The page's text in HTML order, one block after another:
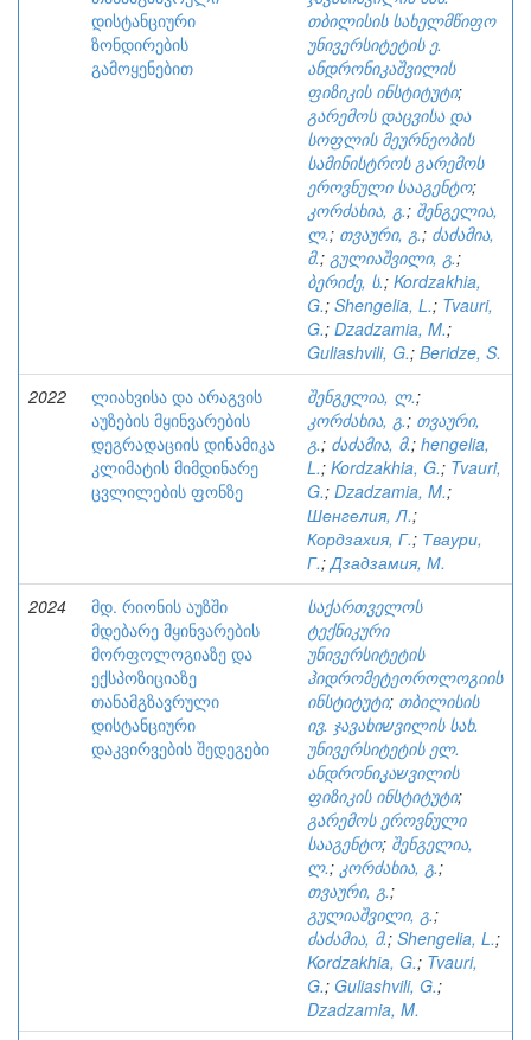
დისტანციური
ზონდირების
გამოყენებით
თბილისის სახელმწიფო
უნივერსიტეტის ე.
ანდრონიკაშვილის
ფიზიკის ინსტიტუტი;
გარემოს დაცვისა და
სოფლის მეურნეობის
სამინისტროს გარემოს
ეროვნული სააგენტო;
კორძახია, გ.; შენგელია,
ლ.; თვაური, გ.; ძაძამია,
მ.; გულიაშვილი, გ.;
ბერიძე, ს.; Kordzakhia,
G.; Shengelia, L.; Tvauri,
G.; Dzadzamia, M.;
Guliashvili, G.; Beridze, S.
2022
ლიახვისა და არაგვის
აუზების მყინვარების
დეგრადაციის დინამიკა
კლიმატის მიმდინარე
ცვლილების ფონზე
შენგელია, ლ.;
კორძახია, გ.; თვაური,
გ.; ძაძამია, მ.; hengelia,
L.; Kordzakhia, G.; Tvauri,
G.; Dzadzamia, M.;
Шенгелия, Л.;
Кордзахия, Г.; Тваури,
Г.;Дзадзамия, М.
2024
მდ. რიონის აუზში
მდებარე მყინვარების
მორფოლოგიაზე და
ექსპოზიციაზე
თანამგზავრული
დისტანციური
დაკვირვების შედეგები
საქართველოს
ტექნიკური
უნივერსიტეტის
ჰიდრომეტეოროლოგიის
ინსტიტუტი; თბილისის
ივ. ჯავახიשვილის სახ.
უნივერსიტეტის ელ.
ანდრონიკაשვილის
ფიზიკის ინსტიტუტი;
გარემოს ეროვნული
სააგენტო; შენგელია,
ლ.; კორძახია, გ.;
თვაური, გ.;
გულიაშვილი, გ.;
ძაძამია, მ.; Shengelia, L.;
Kordzakhia, G.; Tvauri,
G.; Guliashvili, G.;
Dzadzamia, M.